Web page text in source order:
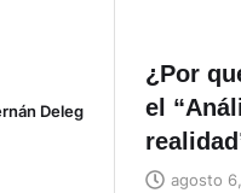
Deleg
¿Por
el
agosto